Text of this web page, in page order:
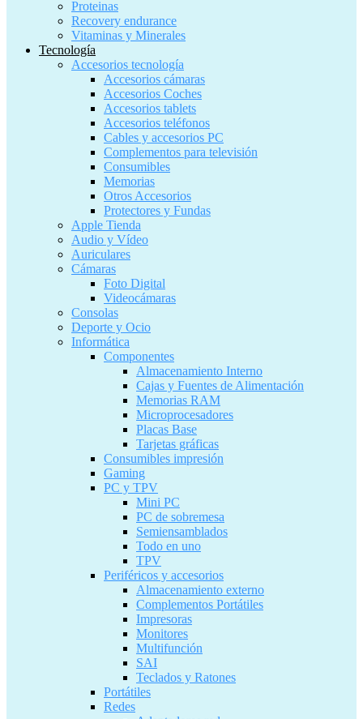
Proteinas
Recovery endurance
Vitaminas y Minerales
Tecnología
Accesorios tecnología
Accesorios cámaras
Accesorios Coches
Accesorios tablets
Accesorios teléfonos
Cables y accesorios PC
Complementos para televisión
Consumibles
Memorias
Otros Accesorios
Protectores y Fundas
Apple Tienda
Audio y Vídeo
Auriculares
Cámaras
Foto Digital
Videocámaras
Consolas
Deporte y Ocio
Informática
Componentes
Almacenamiento Interno
Cajas y Fuentes de Alimentación
Memorias RAM
Microprocesadores
Placas Base
Tarjetas gráficas
Consumibles impresión
Gaming
PC y TPV
Mini PC
PC de sobremesa
Semiensamblados
Todo en uno
TPV
Periféricos y accesorios
Almacenamiento externo
Complementos Portátiles
Impresoras
Monitores
Multifunción
SAI
Teclados y Ratones
Portátiles
Redes